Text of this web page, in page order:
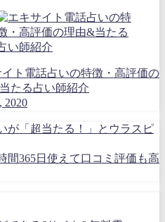
イト電話占いの特徴・高評価の
たる占い師紹介
2020
が「超当たる！」とウラスピ
間365日使えて口コミ評価も高